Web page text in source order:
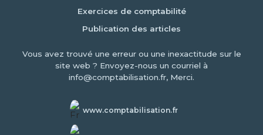
Exercices de comptabilité
Publication des articles
Vous avez trouvé une erreur ou une inexactitude sur le
site web ? Envoyez-nous un courriel à
info@comptabilisation.fr, Merci.
www.comptabilisation.fr